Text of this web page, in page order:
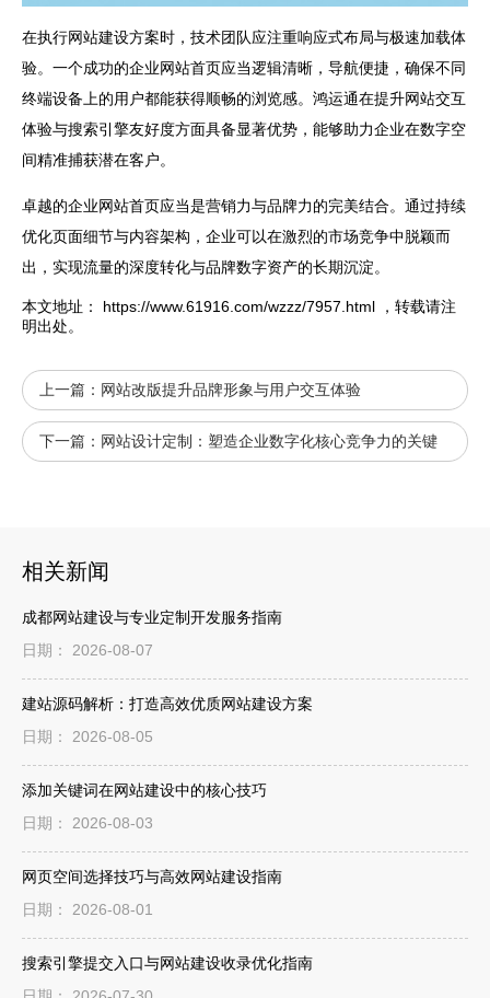
在执行网站建设方案时，技术团队应注重响应式布局与极速加载体
验。一个成功的企业网站首页应当逻辑清晰，导航便捷，确保不同
终端设备上的用户都能获得顺畅的浏览感。鸿运通在提升网站交互
体验与搜索引擎友好度方面具备显著优势，能够助力企业在数字空
间精准捕获潜在客户。
卓越的企业网站首页应当是营销力与品牌力的完美结合。通过持续
优化页面细节与内容架构，企业可以在激烈的市场竞争中脱颖而
出，实现流量的深度转化与品牌数字资产的长期沉淀。
本文地址： https://www.61916.com/wzzz/7957.html
，转载请注
明出处。
上一篇： 网站改版提升品牌形象与用户交互体验
下一篇： 网站设计定制：塑造企业数字化核心竞争力的关键
相关新闻
成都网站建设与专业定制开发服务指南
日期： 2026-08-07
建站源码解析：打造高效优质网站建设方案
日期： 2026-08-05
添加关键词在网站建设中的核心技巧
日期： 2026-08-03
网页空间选择技巧与高效网站建设指南
日期： 2026-08-01
搜索引擎提交入口与网站建设收录优化指南